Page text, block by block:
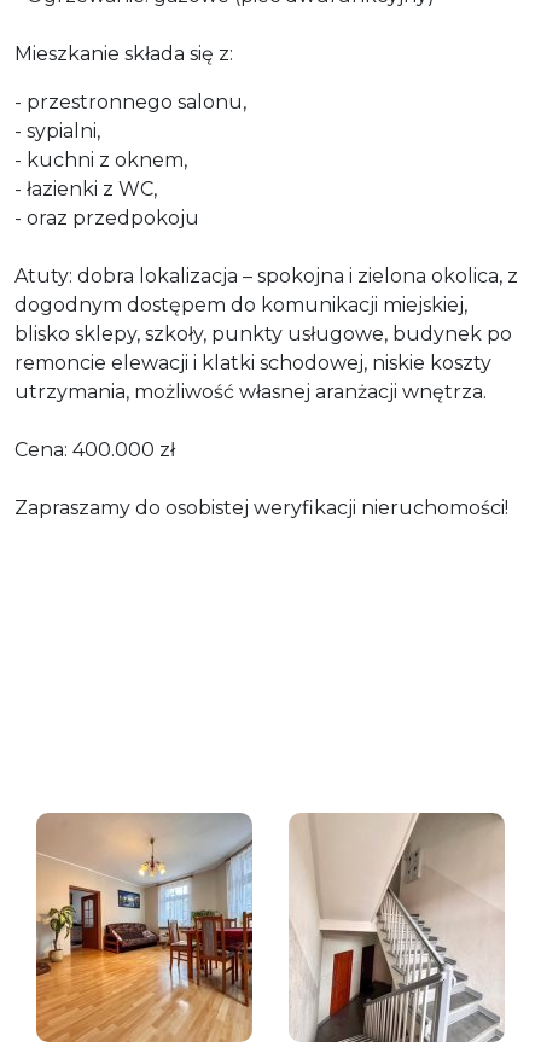
Mieszkanie składa się z:
- przestronnego salonu,
- sypialni,
- kuchni z oknem,
- łazienki z WC,
- oraz przedpokoju
Atuty: dobra lokalizacja – spokojna i zielona okolica, z
dogodnym dostępem do komunikacji miejskiej,
blisko sklepy, szkoły, punkty usługowe, budynek po
remoncie elewacji i klatki schodowej, niskie koszty
utrzymania, możliwość własnej aranżacji wnętrza.
Cena: 400.000 zł
Zapraszamy do osobistej weryfikacji nieruchomości!